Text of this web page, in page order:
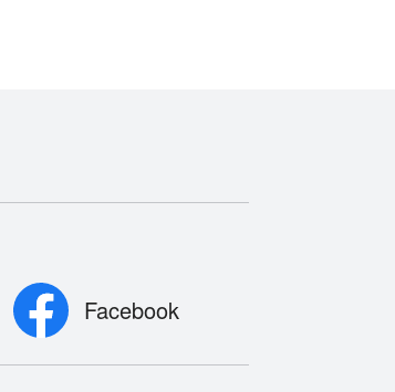
Facebook